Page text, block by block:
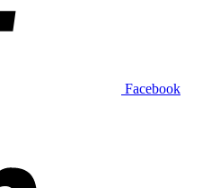
Facebook